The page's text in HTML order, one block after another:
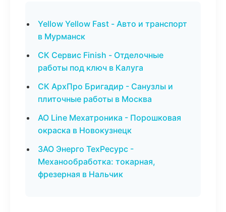
Yellow Yellow Fast - Авто и транспорт
в Мурманск
СК Сервис Finish - Отделочные
работы под ключ в Калуга
СК АрхПро Бригадир - Санузлы и
плиточные работы в Москва
АО Line Мехатроника - Порошковая
окраска в Новокузнецк
ЗАО Энерго ТехРесурс -
Механообработка: токарная,
фрезерная в Нальчик